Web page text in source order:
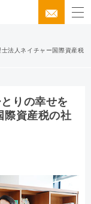
法人ネイチャー国際資産税
りの幸せを
際資産税の社